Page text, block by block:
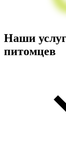
Наши
питомцев